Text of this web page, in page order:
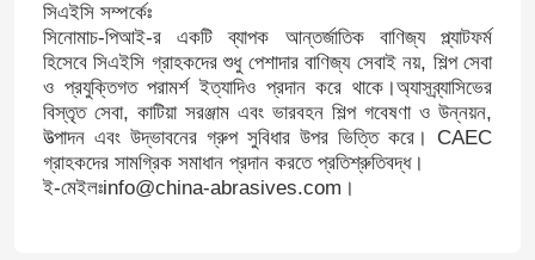
সিএইসি সম্পর্কেঃ
সিনোমাচ-পিআই-র একটি ব্যাপক আন্তর্জাতিক বাণিজ্য প্ল্যাটফর্ম
হিসেবে সিএইসি গ্রাহকদের শুধু পেশাদার বাণিজ্য সেবাই নয়, শিল্প সেবা
ও প্রযুক্তিগত পরামর্শ ইত্যাদিও প্রদান করে থাকে।অ্যাসব্র্যাসিভের
বিস্তৃত সেবা, কাটিয়া সরঞ্জাম এবং ভারবহন শিল্প গবেষণা ও উন্নয়ন,
উত্পাদন এবং উদ্ভাবনের গ্রুপ সুবিধার উপর ভিত্তি করে। CAEC
গ্রাহকদের সামগ্রিক সমাধান প্রদান করতে প্রতিশ্রুতিবদ্ধ।
ই-মেইলঃinfo@china-abrasives.com।